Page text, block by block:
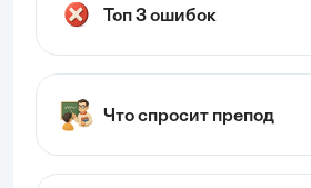
Топ 3 ошибок
Что спросит препод